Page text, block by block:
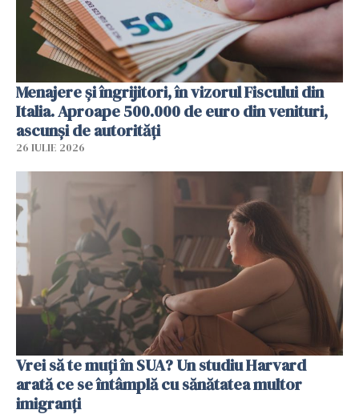
Menajere și îngrijitori, în vizorul Fiscului din
Italia. Aproape 500.000 de euro din venituri,
ascunși de autorități
26 IULIE 2026
Vrei să te muți în SUA? Un studiu Harvard
arată ce se întâmplă cu sănătatea multor
imigranți